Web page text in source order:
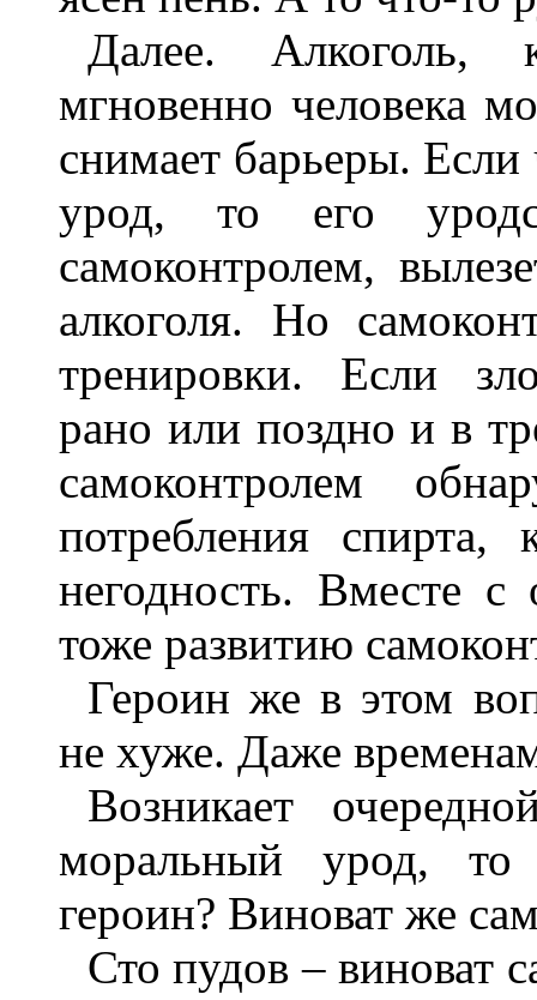
Далее. Алкоголь,
мгновенно человека
снимает барьеры.
урод, то его
самоконтролем,
алкоголя. Но
тренировки. Если
рано или поздно и в
самоконтролем
потребления
негодность. Вместе
тоже развитию
Героин же в этом
не хуже. Даже
Возникает
моральный урод, то
героин? Виноват же
Сто пудов – виноват